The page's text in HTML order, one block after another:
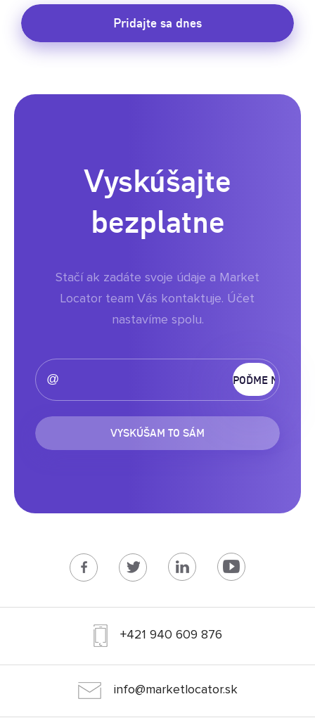
Pridajte sa dnes
Vyskúšajte
bezplatne
VYSKÚŠAM TO SÁM
Stačí ak zadáte svoje údaje a Market
Locator team Vás kontaktuje. Účet
nastavíme spolu.
+421 940 609 876
info@marketlocator.sk